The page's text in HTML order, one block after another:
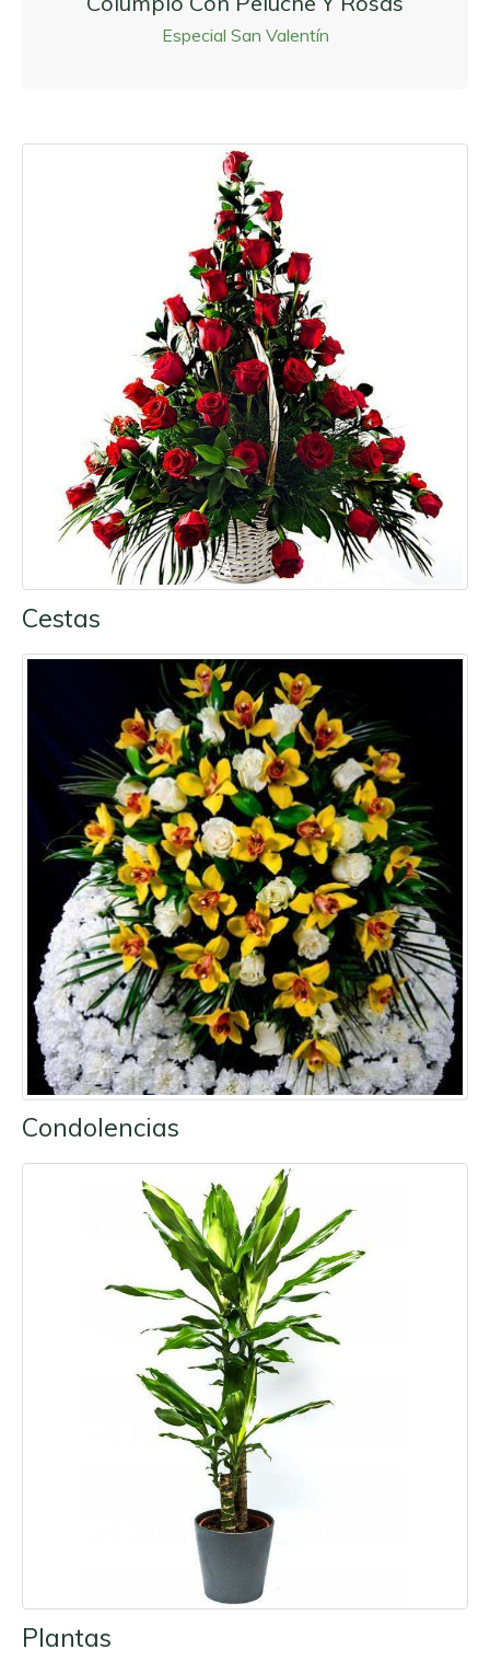
Especial San Valentín
Cestas
Condolencias
Plantas